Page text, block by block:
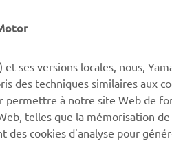
pour VAE
Yamaha
Yamaha Motor
Application
ses versions locales, nous,
des techniques similaires aux
permettre à notre site Web de
telles que la mémorisation
des cookies d'analyse pour